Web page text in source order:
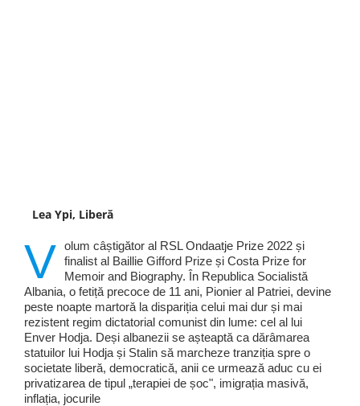
Lea Ypi, Liberă
V olum câștigător al RSL Ondaatje Prize 2022 și
finalist al Baillie Gifford Prize și Costa Prize for
Memoir and Biography. În Republica Socialistă
Albania, o fetiță precoce de 11 ani, Pionier al Patriei, devine
peste noapte martoră la dispariția celui mai dur și mai
rezistent regim dictatorial comunist din lume: cel al lui
Enver Hodja. Deși albanezii se așteaptă ca dărâmarea
statuilor lui Hodja și Stalin să marcheze tranziția spre o
societate liberă, democratică, anii ce urmează aduc cu ei
privatizarea de tipul „terapiei de șoc", imigrația masivă,
inflația, jocurile